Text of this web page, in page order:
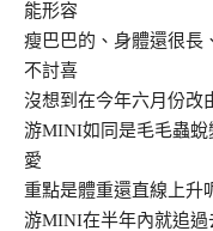
能形容
瘦巴巴的、身體還很長
不討喜
沒想到在今年六月份改
游MINI如同是毛毛蟲
愛
重點是體重還直線上升
游MINI在半年內就追過